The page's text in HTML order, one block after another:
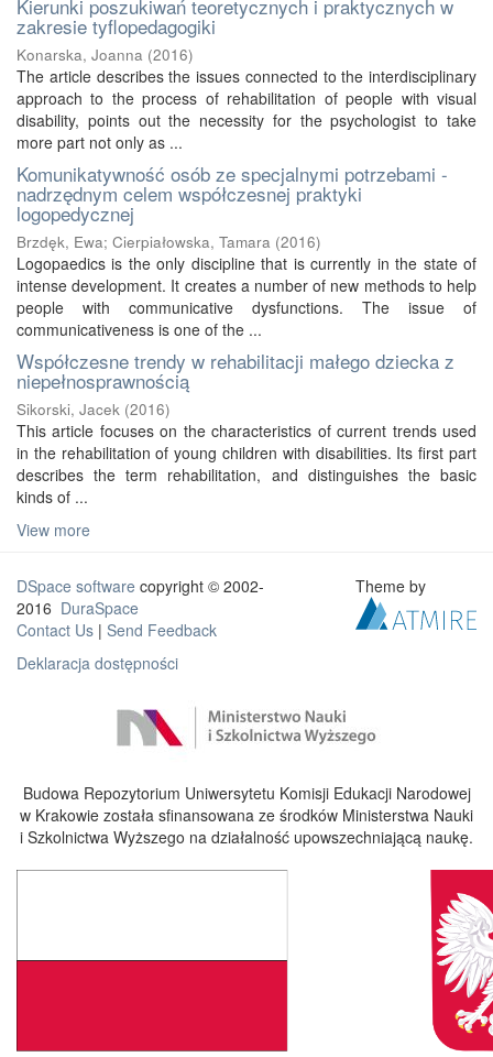
Kierunki poszukiwań teoretycznych i praktycznych w
zakresie tyflopedagogiki
Konarska, Joanna (2016)
The article describes the issues connected to the interdisciplinary
approach to the process of rehabilitation of people with visual
disability, points out the necessity for the psychologist to take
more part not only as ...
Komunikatywność osób ze specjalnymi potrzebami -
nadrzędnym celem współczesnej praktyki
logopedycznej
Brzdęk, Ewa; Cierpiałowska, Tamara (2016)
Logopaedics is the only discipline that is currently in the state of
intense development. It creates a number of new methods to help
people with communicative dysfunctions. The issue of
communicativeness is one of the ...
Współczesne trendy w rehabilitacji małego dziecka z
niepełnosprawnością
Sikorski, Jacek (2016)
This article focuses on the characteristics of current trends used
in the rehabilitation of young children with disabilities. Its first part
describes the term rehabilitation, and distinguishes the basic
kinds of ...
View more
DSpace software copyright © 2002-
2016 DuraSpace
Contact Us | Send Feedback
Deklaracja dostępności
Theme by
Budowa Repozytorium Uniwersytetu Komisji Edukacji Narodowej
w Krakowie została sfinansowana ze środków Ministerstwa Nauki
i Szkolnictwa Wyższego na działalność upowszechniającą naukę.